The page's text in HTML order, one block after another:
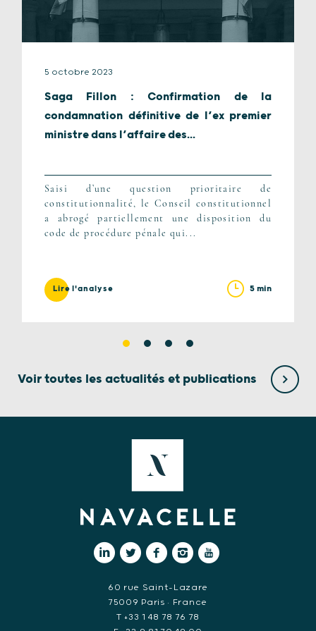
5 octobre 2023
Saga Fillon : Confirmation de la
condamnation définitive de l’ex premier
ministre dans l’affaire des...
Saisi d’une question prioritaire de
constitutionnalité, le Conseil constitutionnel
a abrogé partiellement une disposition du
code de procédure pénale qui...
Lire l'analyse 5 min
Voir toutes les actualités et publications
60 rue Saint-Lazare
75009 Paris • France
T +33 1 48 78 76 78